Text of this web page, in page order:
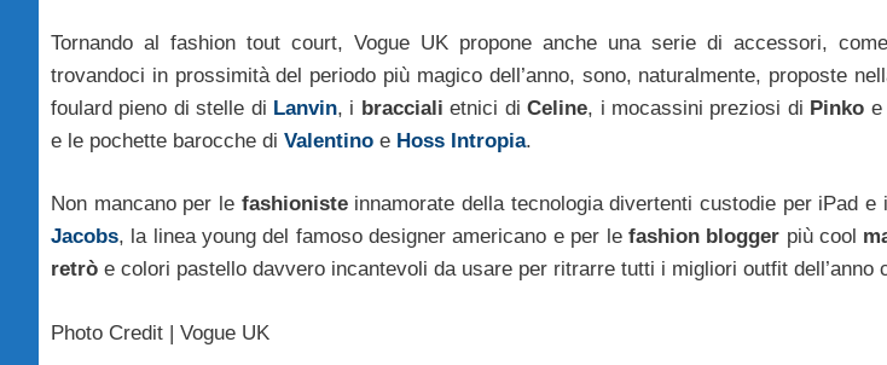
Tornando al fashion tout court, Vogue UK propone anche una serie di accessori, come
trovandoci in prossimità del periodo più magico dell’anno, sono, naturalmente, proposte
foulard pieno di stelle di Lanvin, i bracciali etnici diCeline, i mocassini preziosi di Pinko e
e le pochette barocche di Valentino e Hoss Intropia.
Non mancano per le fashionisteinnamorate della tecnologia divertenti custodie per iPad e
Jacobs, la linea young del famoso designer americano e per le fashion blogger più cool
retrò e colori pastello davvero incantevoli da usare per ritrarre tutti i migliori outfit dell’anno
Photo Credit | Vogue UK